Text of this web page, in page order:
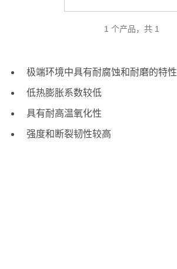
1 个产品，共 1
极端环境中具有耐腐蚀和耐磨的特性
低热膨胀系数较低
具有耐高温氧化性
强度和断裂韧性较高